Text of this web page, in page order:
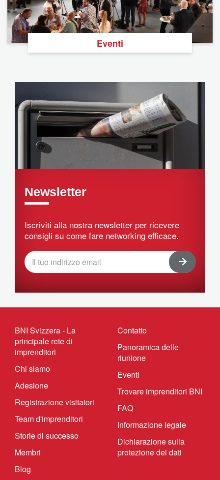
Eventi
Newsletter
Iscriviti alla nostra newsletter per ricevere
consigli su come fare networking efficace.
BNI Svizzera - La
principale rete di
imprenditori
Chi siamo
Adesione
Registrazione visitatori
Team d'imprenditori
Storie di successo
Membri
Blog
Contatto
Panoramica delle
riunione
Eventi
Trovare imprenditori BNI
FAQ
Informazione legale
Dichiarazione sulla
protezione dei dati